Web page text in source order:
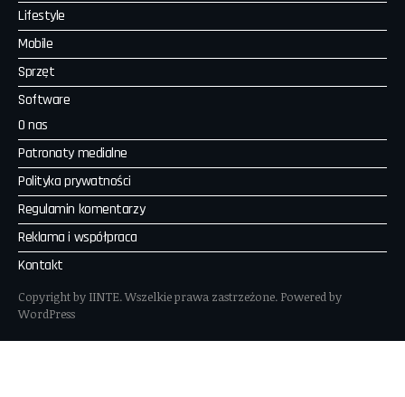
Lifestyle
Mobile
Sprzęt
Software
O nas
Patronaty medialne
Polityka prywatności
Regulamin komentarzy
Reklama i współpraca
Kontakt
Copyright by IINTE. Wszelkie prawa zastrzeżone. Powered by
WordPress